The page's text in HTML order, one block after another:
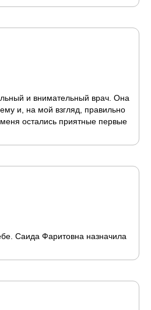
и внимательный врач. Она
и, на мой взгляд, правильно
остались приятные первые
Саида Фаритовна назначила